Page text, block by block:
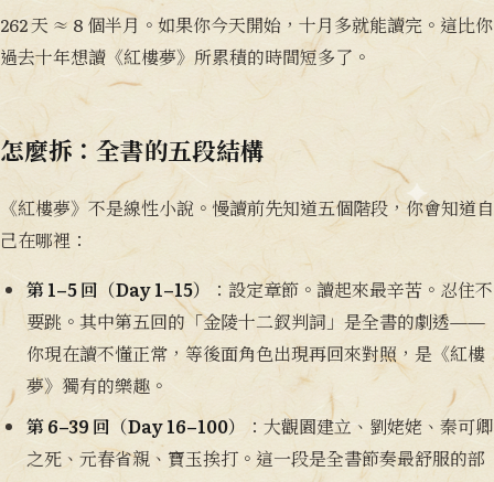
262 天 ≈ 8 個半月。如果你今天開始，十月多就能讀完。這比你
過去十年想讀《紅樓夢》所累積的時間短多了。
怎麼拆：全書的五段結構
《紅樓夢》不是線性小說。慢讀前先知道五個階段，你會知道自
己在哪裡：
第 1–5 回（Day 1–15） ：設定章節。讀起來最辛苦。忍住不
要跳。其中第五回的「金陵十二釵判詞」是全書的劇透——
你現在讀不懂正常，等後面角色出現再回來對照，是《紅樓
夢》獨有的樂趣。
第 6–39 回（Day 16–100）
：大觀園建立、劉姥姥、秦可卿
之死、元春省親、寶玉挨打。這一段是全書節奏最舒服的部